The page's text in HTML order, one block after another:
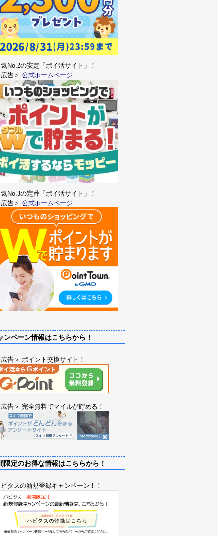
No.2の安定「ポイ活サイト」！
告＞ 公式ホームページ
No.3の定番「ポイ活サイト」！
告＞ 公式ホームページ
ペーン情報はこちらから！
告＞ ポイント交換サイト！
告＞ 完全無料でマイルが貯める！
定のお得な情報はこちらから！
タスの新規登録キャンペーン！！